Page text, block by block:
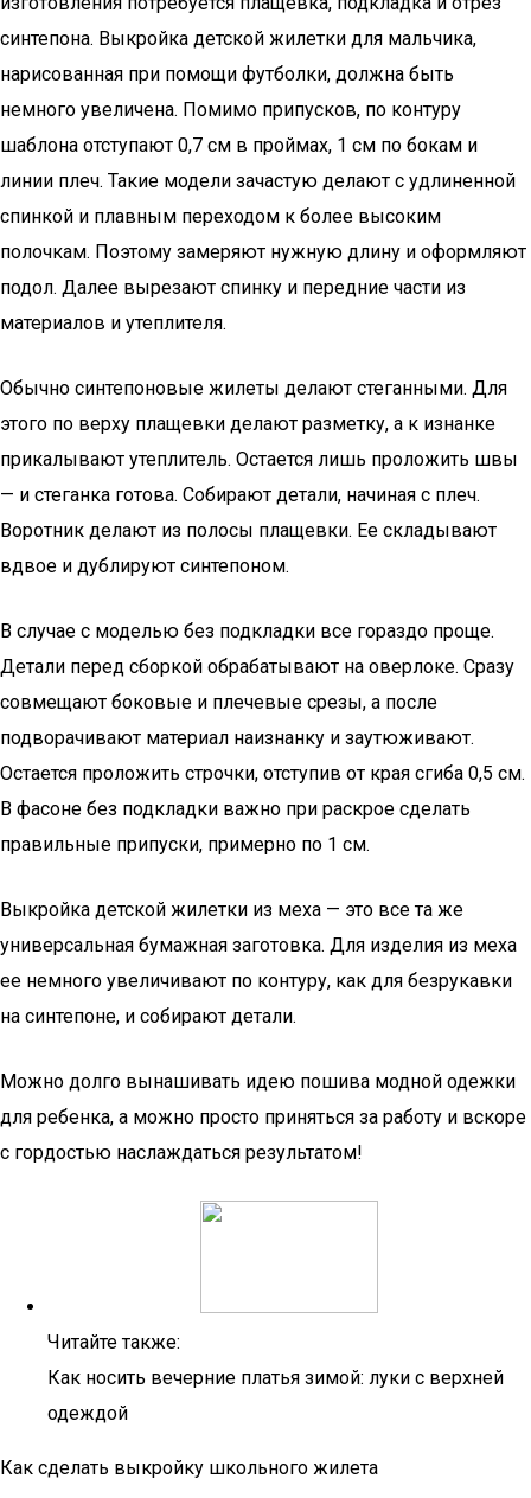
синтепона. Выкройка детской жилетки для мальчика,
нарисованная при помощи футболки, должна быть
немного увеличена. Помимо припусков, по контуру
шаблона отступают 0,7 см в проймах, 1 см по бокам и
линии плеч. Такие модели зачастую делают с удлиненной
спинкой и плавным переходом к более высоким
полочкам. Поэтому замеряют нужную длину и оформляют
подол. Далее вырезают спинку и передние части из
материалов и утеплителя.
Обычно синтепоновые жилеты делают стеганными. Для
этого по верху плащевки делают разметку, а к изнанке
прикалывают утеплитель. Остается лишь проложить швы
— и стеганка готова. Собирают детали, начиная с плеч.
Воротник делают из полосы плащевки. Ее складывают
вдвое и дублируют синтепоном.
В случае с моделью без подкладки все гораздо проще.
Детали перед сборкой обрабатывают на оверлоке. Сразу
совмещают боковые и плечевые срезы, а после
подворачивают материал наизнанку и заутюживают.
Остается проложить строчки, отступив от края сгиба 0,5 см.
В фасоне без подкладки важно при раскрое сделать
правильные припуски, примерно по 1 см.
Выкройка детской жилетки из меха — это все та же
универсальная бумажная заготовка. Для изделия из меха
ее немного увеличивают по контуру, как для безрукавки
на синтепоне, и собирают детали.
Можно долго вынашивать идею пошива модной одежки
для ребенка, а можно просто приняться за работу и вскоре
с гордостью наслаждаться результатом!
Читайте также:
Как носить вечерние платья зимой: луки с верхней
одеждой
Как сделать выкройку школьного жилета